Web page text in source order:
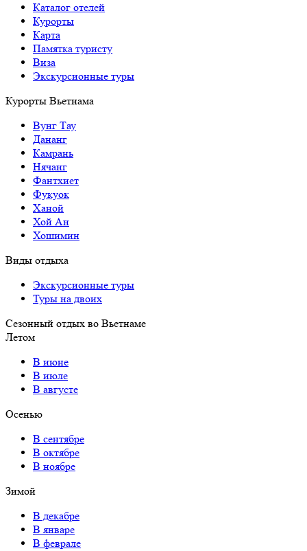
Каталог отелей
Курорты
Карта
Памятка туристу
Виза
Экскурсионные туры
Курорты Вьетнама
Вунг Тау
Дананг
Камрань
Нячанг
Фантхиет
Фукуок
Ханой
Хой Ан
Хошимин
Виды отдыха
Экскурсионные туры
Туры на двоих
Сезонный отдых во Вьетнаме
Летом
В июне
В июле
В августе
Осенью
В сентябре
В октябре
В ноябре
Зимой
В декабре
В январе
В феврале